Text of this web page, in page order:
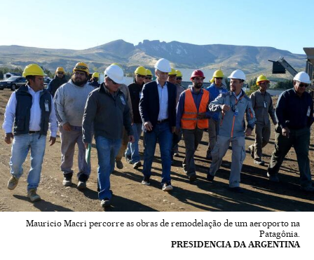
Mauricio Macri percorre as obras de remodelação de um aeroporto na
Patagônia.
PRESIDENCIA DA ARGENTINA